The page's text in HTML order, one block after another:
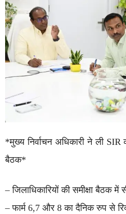
*मुख्य निर्वाचन अधिकारी ने ली SIR
बैठक*
– जिलाधिकारियों की समीक्षा बैठक में
– ⁠फार्म 6,7 और 8 का दैनिक रुप से